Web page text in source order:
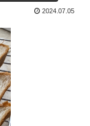
2024.07.05